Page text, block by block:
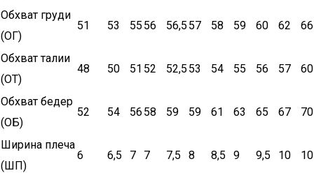
Обхват груди
(ОГ)
51 53 55 56 56,5 57 58 59 60 62 66
Обхват талии
(ОТ)
48 50 51 52 52,5 53 54 55 56 57 60
Обхват бедер
(ОБ)
52 54 56 58 59 59 61 63 65 67 70
Ширина плеча
(ШП)
6 6,5 7 7 7,5 8 8,5 9 9,5 10 10